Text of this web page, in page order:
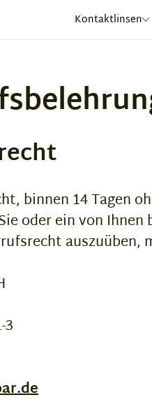
Kontaktlinsen
binnen 14 Tagen
oder ein von
auszuüben,